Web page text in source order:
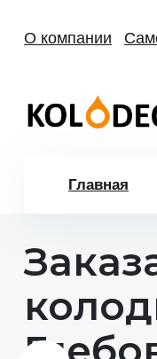
О компании
Главная